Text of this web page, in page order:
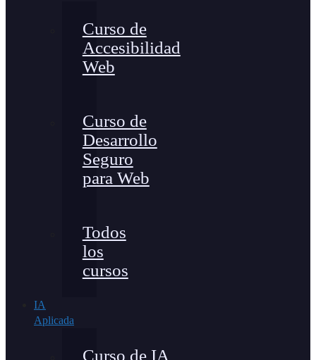
Curso de
Accesibilidad
Web
Curso de
Desarrollo
Seguro
para Web
Todos
los
cursos
IA
Aplicada
Curso de IA